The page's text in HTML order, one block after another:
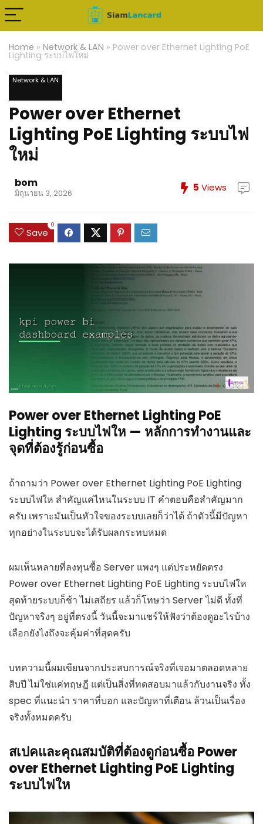
Home » Network & LAN » Power over Ethernet Lighting PoE
Lighting ระบบไฟใหม่
Network & LAN
Power over Ethernet
Lighting PoE Lighting ระบบไฟ
ใหม่
bom
มิถุนายน 3, 2026 5 Views
Save
0
Power over Ethernet Lighting PoE
Lighting ระบบไฟให — หลักการทำงานและ
จุดที่ต้องรู้ก่อนซื้อ
ถ้าถามว่า Power over Ethernet Lighting PoE Lighting
ระบบไฟให สำคัญแค่ไหนในระบบ IT คำตอบคือสำคัญมาก
ครับ เพราะมันเป็นหัวใจของระบบเลยก็ว่าได้ ถ้าตัวนี้มีปัญหา
ทุกอย่างในระบบจะได้รับผลกระทบหมด
ผมเห็นหลายที่ลงทุนซื้อ Server แพงๆ แต่ประหยัดตรง
Power over Ethernet Lighting PoE Lighting ระบบไฟให
สุดท้ายระบบก็ช้า ไม่เสถียร แล้วก็โทษว่า Server ไม่ดี ทั้งที่
ปัญหาจริงๆ อยู่ที่ตรงนี้ วันนี้จะมาแชร์ให้ฟังว่าต้องดูอะไรบ้าง
เลือกยังไงถึงจะคุ้มค่าที่สุดครับ
บทความนี้ผมเขียนจากประสบการณ์จริงที่เจอมาตลอดหลาย
สิบปี ไม่ใช่แค่ทฤษฎี แต่เป็นสิ่งที่ทดสอบมาแล้วกับงานจริง ทั้ง
spec ที่แนะนำ ราคาที่บอก และปัญหาที่เตือน ล้วนเป็นเรื่อง
จริงทั้งหมดครับ
สเปคและคุณสมบัติที่ต้องดูก่อนซื้อ Power
over Ethernet Lighting PoE Lighting
ระบบไฟให